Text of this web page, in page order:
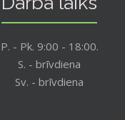
P. - Pk. 9:00 - 18:00.
S. - brīvdiena
Sv. - brīvdiena